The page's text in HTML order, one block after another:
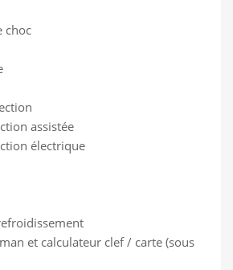
choc
assistée
électrique
et calculateur clef / carte (sous